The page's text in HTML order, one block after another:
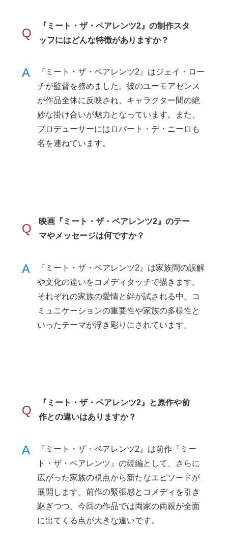
Q
『ミート・ザ・ペアレンツ2』の制作スタ
ッフにはどんな特徴がありますか？
A
『ミート・ザ・ペアレンツ2』はジェイ・ロー
チが監督を務めました。彼のユーモアセンス
が作品全体に反映され、キャラクター間の絶
妙な掛け合いが魅力となっています。また、
プロデューサーにはロバート・デ・ニーロも
名を連ねています。
Q
映画『ミート・ザ・ペアレンツ2』のテー
マやメッセージは何ですか？
A
『ミート・ザ・ペアレンツ2』は家族間の誤解
や文化の違いをコメディタッチで描きます。
それぞれの家族の愛情と絆が試される中、コ
ミュニケーションの重要性や家族の多様性と
いったテーマが浮き彫りにされています。
Q
『ミート・ザ・ペアレンツ2』と原作や前
作との違いはありますか？
A
『ミート・ザ・ペアレンツ2』は前作『ミー
ト・ザ・ペアレンツ』の続編として、さらに
広がった家族の視点から新たなエピソードが
展開します。前作の緊張感とコメディを引き
継ぎつつ、今回の作品では両家の両親が全面
に出てくる点が大きな違いです。